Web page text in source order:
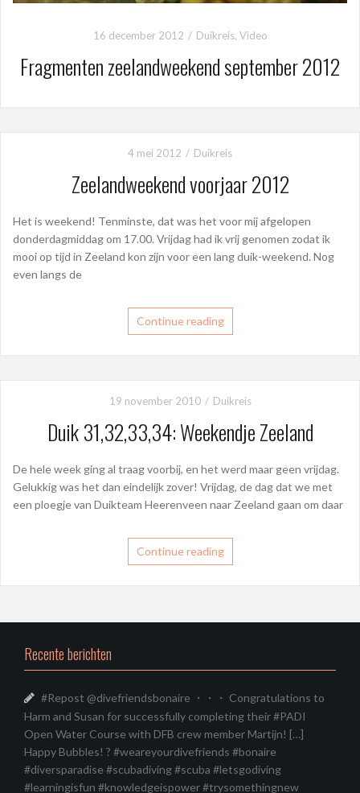
16 december 2012 Duikreis, Video
Fragmenten zeelandweekend september 2012
4 mei 2012 Duikreis
Zeelandweekend voorjaar 2012
Het is weekend! Tenminste, dat was het voor mij afgelopen
donderdagmiddag om 17.00. Vrijdag had ik vrij genomen zodat ik
mooi op tijd in Zeeland kon zijn voor een lang duik-weekend. Nog
even langs de
Continue reading
19 november 2010 Duikreis
Duik 31,32,33,34: Weekendje Zeeland
De hele week ging al traag voorbij, en het werd maar geen vrijdag.
Gelukkig was het dan eindelijk zover! Vrijdag, de dag dat we met
een ploegje van Duikteam Heerenveen naar Zeeland gaan om daar
Continue reading
Recente berichten
#Repost @divefriendsbonaire ・・・ Congratulations to
Harm and Susan for successfully completing their #PADI
Open Water Course with DFB crew member Martijn! […]
Happy Bubbles! ? #weareyourdivefriends #bonaire
#diversparadise #scubadiving #scuba #letsgodiving
#learningisfun #knowledgeispower #trysomethingnew